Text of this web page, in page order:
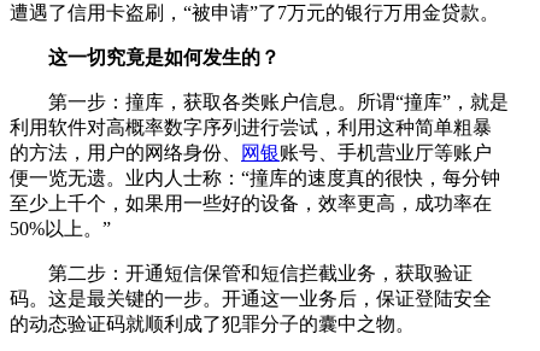
遭遇了信用卡盗刷，“被申请”了7万元的银行万用金贷款。
这一切究竟是如何发生的？
第一步：撞库，获取各类账户信息。所谓“撞库”，就是
利用软件对高概率数字序列进行尝试，利用这种简单粗暴
的方法，用户的网络身份、
网银账号、手机营业厅等账户
便一览无遗。业内人士称：“撞库的速度真的很快，每分钟
至少上千个，如果用一些好的设备，效率更高，成功率在
50%以上。”
第二步：开通短信保管和短信拦截业务，获取验证
码。这是最关键的一步。开通这一业务后，保证登陆安全
的动态验证码就顺利成了犯罪分子的囊中之物。